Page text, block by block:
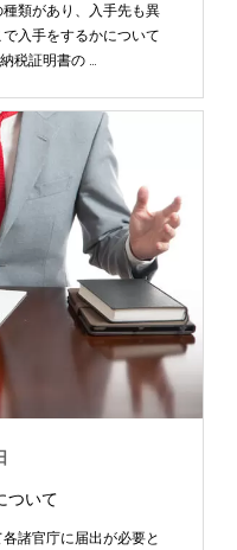
類があり、入手先も異
入手をするかについて
税証明書の …
ついて
諸官庁に届出が必要と